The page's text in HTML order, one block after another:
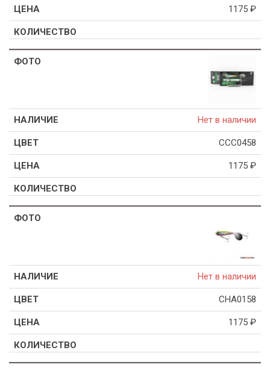
1175 ₽
Нет в наличии
CCC0458
1175 ₽
Нет в наличии
CHA0158
1175 ₽